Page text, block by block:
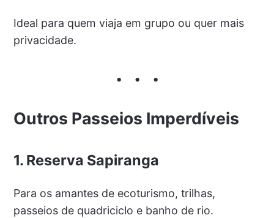
Ideal para quem viaja em grupo ou quer mais
privacidade.
Outros Passeios Imperdíveis
1. Reserva Sapiranga
Para os amantes de ecoturismo, trilhas,
passeios de quadriciclo e banho de rio.